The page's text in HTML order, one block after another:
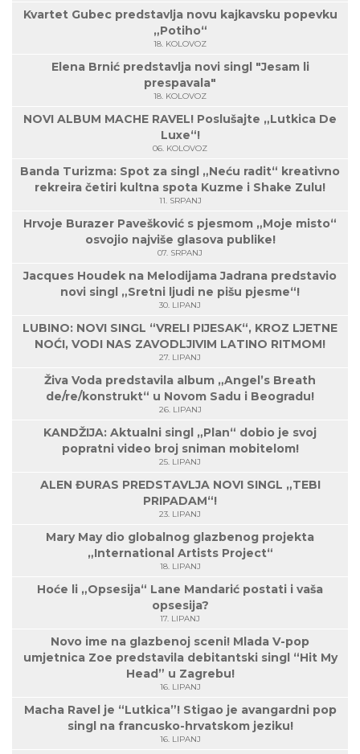
Kvartet Gubec predstavlja novu kajkavsku popevku
„Potiho“
18. KOLOVOZ
Elena Brnić predstavlja novi singl "Jesam li
prespavala"
18. KOLOVOZ
NOVI ALBUM MACHE RAVEL! Poslušajte „Lutkica De
Luxe“!
06. KOLOVOZ
Banda Turizma: Spot za singl „Neću radit“ kreativno
rekreira četiri kultna spota Kuzme i Shake Zulu!
11. SRPANJ
Hrvoje Burazer Pavešković s pjesmom „Moje misto“
osvojio najviše glasova publike!
07. SRPANJ
Jacques Houdek na Melodijama Jadrana predstavio
novi singl „Sretni ljudi ne pišu pjesme“!
30. LIPANJ
LUBINO: NOVI SINGL “VRELI PIJESAK“, KROZ LJETNE
NOĆI, VODI NAS ZAVODLJIVIM LATINO RITMOM!
27. LIPANJ
Živa Voda predstavila album „Angel’s Breath
de/re/konstrukt“ u Novom Sadu i Beogradu!
26. LIPANJ
KANDŽIJA: Aktualni singl „Plan“ dobio je svoj
popratni video broj sniman mobitelom!
25. LIPANJ
ALEN ĐURAS PREDSTAVLJA NOVI SINGL „TEBI
PRIPADAM“!
23. LIPANJ
Mary May dio globalnog glazbenog projekta
„International Artists Project“
18. LIPANJ
Hoće li „Opsesija“ Lane Mandarić postati i vaša
opsesija?
17. LIPANJ
Novo ime na glazbenoj sceni! Mlada V-pop
umjetnica Zoe predstavila debitantski singl “Hit My
Head” u Zagrebu!
16. LIPANJ
Macha Ravel je “Lutkica”! Stigao je avangardni pop
singl na francusko-hrvatskom jeziku!
16. LIPANJ